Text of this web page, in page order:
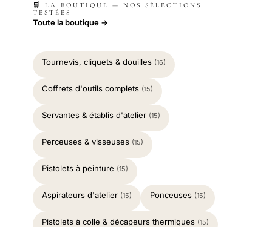
🛒 LA BOUTIQUE — NOS SÉLECTIONS
TESTÉES
Toute la boutique →
Tournevis, cliquets & douilles (16)
Coffrets d'outils complets (15)
Servantes & établis d'atelier (15)
Perceuses & visseuses (15)
Pistolets à peinture (15)
Aspirateurs d'atelier (15) Ponceuses (15)
Pistolets à colle & décapeurs thermiques (15)